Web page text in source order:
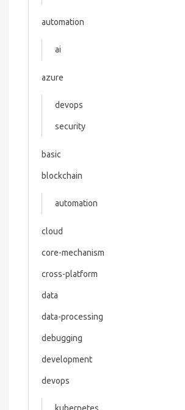
automation
ai
azure
devops
security
basic
blockchain
automation
cloud
core-mechanism
cross-platform
data
data-processing
debugging
development
devops